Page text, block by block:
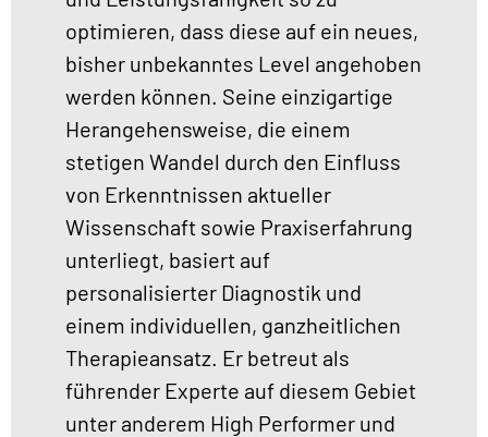
optimieren, dass diese auf ein neues,
bisher unbekanntes Level angehoben
werden können. Seine einzigartige
Herangehensweise, die einem
stetigen Wandel durch den Einfluss
von Erkenntnissen aktueller
Wissenschaft sowie Praxiserfahrung
unterliegt, basiert auf
personalisierter Diagnostik und
einem individuellen, ganzheitlichen
Therapieansatz. Er betreut als
führender Experte auf diesem Gebiet
unter anderem High Performer und